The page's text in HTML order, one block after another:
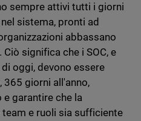
sempre attivi tutti i giorni
sistema, pronti ad
abbassano
Ciò significa che i SOC, e
oggi, devono essere
365 giorni all'anno,
garantire che la
e ruoli sia sufficiente